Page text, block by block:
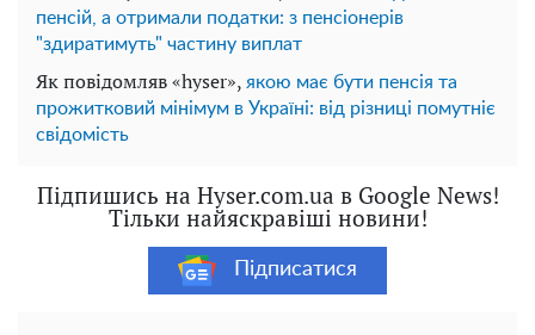
пенсій, а отримали податки: з пенсіонерів
"здиратимуть" частину виплат
Як повідомляв «hyser», якою має бути пенсія та
прожитковий мінімум в Україні: від різниці помутніє
свідомість
Підпишись на Hyser.com.ua в Google News!
Тільки найяскравіші новини!
Підписатися